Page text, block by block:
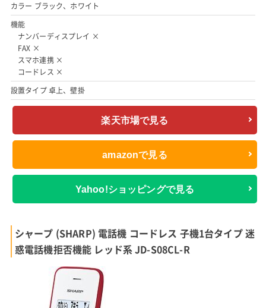
カラー ブラック、ホワイト
機能
ナンバーディスプレイ ×
FAX ×
スマホ連携 ×
コードレス ×
設置タイプ 卓上、壁掛
楽天市場で見る
amazonで見る
Yahoo!ショッピングで見る
シャープ (SHARP) 電話機 コードレス 子機1台タイプ 迷
惑電話機拒否機能 レッド系 JD-S08CL-R